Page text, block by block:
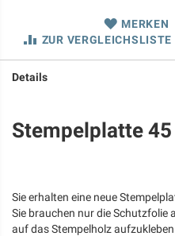
MERKEN
ZUR VERGLEICHSLISTE
Details
Stempelplatte
Sie erhalten eine neue
Sie brauchen nur die Schutzfolie
auf das Stempelholz